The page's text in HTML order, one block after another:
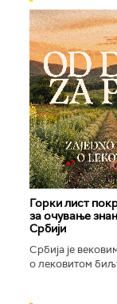
Горки лист
за очување
Србији
Србија је
о лековитом